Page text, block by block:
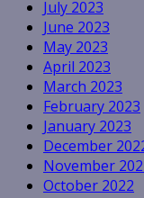
July 2023
June 2023
May 2023
April 2023
March 2023
February 2023
January 2023
December
November
October 2022